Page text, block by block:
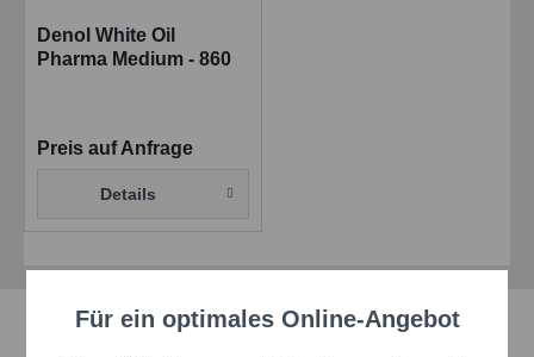
Denol White Oil
Pharma Medium - 860
Preis auf Anfrage
Details
Schnelle Lieferzeiten
Funktionale Aktiv
Für ein optimales Online-Angebot